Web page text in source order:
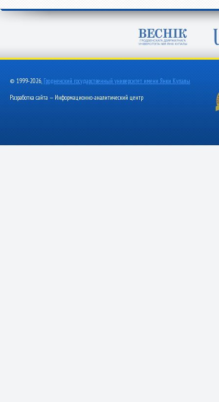
© 1999-2026, Гродненский государственный университет имени Янки Купалы
Разработка сайта — Информационно-аналитический центр